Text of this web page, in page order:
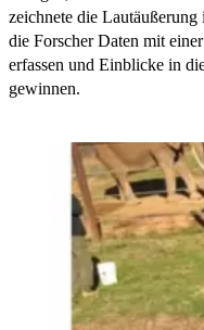
zeichnete die
die Forscher Daten mit
erfassen und Einblicke in
gewinnen.